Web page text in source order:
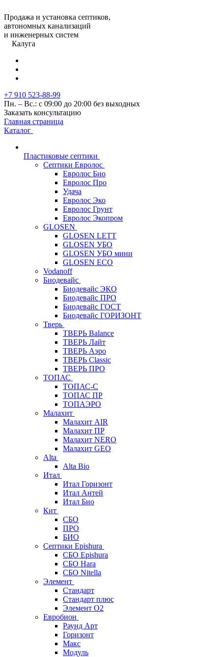
Продажа и установка септиков,
автономных канализаций
и инженерных систем
Калуга
+7 910 523-88-99
Пн. – Вс.: с 09:00 до 20:00 без выходных
Заказать консультацию
Главная страница
Каталог
Пластиковые септики
Септики Евролос
Евролос Био
Евролос Про
Удача
Евролос Эко
Евролос Грунт
Евролос Экопром
GLOSEN
GLOSEN LETT
GLOSEN УБО
GLOSEN УБО мини
GLOSEN ECO
Vodanoff
Биодевайс
Биодевайс ЭКО
Биодевайс ПРО
Биодевайс ГОСТ
Биодевайс ГОРИЗОНТ
Тверь
ТВЕРЬ Balance
ТВЕРЬ Лайт
ТВЕРЬ Аэро
ТВЕРЬ Classic
ТВЕРЬ ПРО
ТОПАС
ТОПАС-С
ТОПАС ПР
ТОПАЭРО
Малахит
Малахит AIR
Малахит ПР
Малахит NERO
Малахит GEO
Alta
Alta Bio
Итал
Итал Горизонт
Итал Антей
Итал Био
Кит
СБО
ПРО
БИО
Септики Epishura
СБО Epishura
СБО Hara
СБО Nitella
Элемент
Стандарт
Стандарт плюс
Элемент О2
Евробион
Раунд Арт
Горизонт
Макс
Модуль